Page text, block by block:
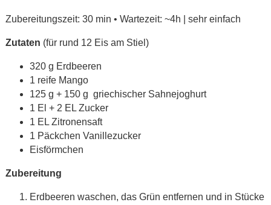
Zubereitungszeit: 30 min • Wartezeit: ~4h | sehr einfach
Zutaten (für rund 12 Eis am Stiel)
320 g Erdbeeren
1 reife Mango
125 g + 150 g griechischer Sahnejoghurt
1 El + 2 EL Zucker
1 EL Zitronensaft
1 Päckchen Vanillezucker
Eisförmchen
Zubereitung
Erdbeeren waschen, das Grün entfernen und in Stücke